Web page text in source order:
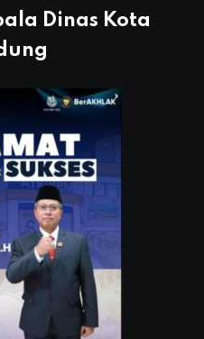
Dinas Kota